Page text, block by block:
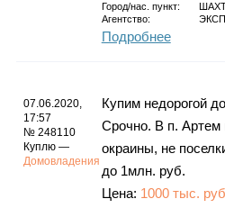
Город/нас. пункт:
Агентство:
Подробнее
07.06.2020,
17:57
№ 248110
Куплю —
Домовладения
Купим недорогой
Срочно. В п. Артем
окраины, не
до 1млн. руб.
Цена: 1000 тыс.